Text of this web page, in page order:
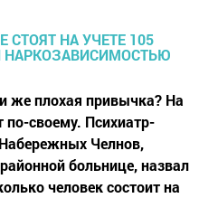
же плохая привычка? На
своему. Психиатр-
Челнов,
больнице, назвал
человек состоит на